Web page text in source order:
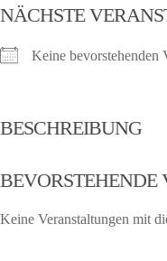
NÄCHSTE
Keine bevorstehenden
BESCHREIBUNG
BEVORSTEHENDE
Keine Veranstaltungen mit